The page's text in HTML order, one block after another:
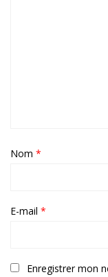
Nom *
E-mail *
Enregistrer mon